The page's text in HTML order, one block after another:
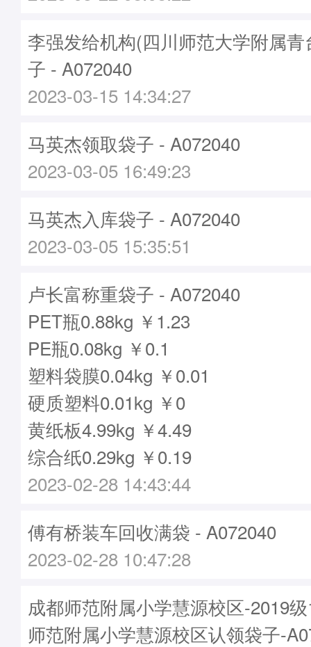
李强发给机构(四川师范大学附属
子 - A072040
2023-03-15 14:34:27
马英杰领取袋子 - A072040
2023-03-05 16:49:23
马英杰入库袋子 - A072040
2023-03-05 15:35:51
卢长富称重袋子 - A072040
PET瓶0.88kg ￥1.23
PE瓶0.08kg ￥0.1
塑料袋膜0.04kg ￥0.01
硬质塑料0.01kg ￥0
黄纸板4.99kg ￥4.49
综合纸0.29kg ￥0.19
2023-02-28 14:43:44
傅有桥装车回收满袋 - A072040
2023-02-28 10:47:28
成都师范附属小学慧源校区-2019
师范附属小学慧源校区认领袋子-